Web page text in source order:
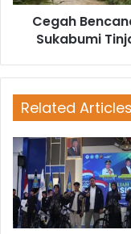
Cegah
Sukabumi
Related Articles